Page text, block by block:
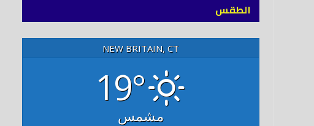
الطقس
NEW BRITAIN, CT
19°
مشمس